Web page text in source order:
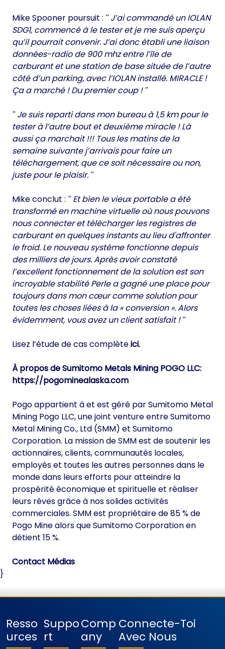
Mike Spooner poursuit :
J’ai commandé un IOLAN
SDG1, commencé à le tester et je me suis aperçu
qu’il pourrait convenir. J’ai donc établi une liaison
données-radio de 900 mhz entre l’île de
carburant et une station de base située de l’autre
côté d’un parking, avec l’IOLAN installé. MIRACLE !
Ça a marché ! Du premier coup !
Je suis reparti dans mon bureau à 1,5 km pour le
tester à l’autre bout et deuxième miracle ! Là
aussi ça marchait !!! Tous les matins de la
semaine suivante j’arrivais pour faire un
téléchargement, que ce soit nécessaire ou non,
juste pour le plaisir.
Mike conclut :
Et bien le vieux portable a été
transformé en machine virtuelle où nous pouvons
nous connecter et télécharger les registres de
carburant en quelques instants au lieu d'affronter
le froid. Le nouveau système fonctionne depuis
des milliers de jours. Après avoir constaté
l’excellent fonctionnement de la solution est son
incroyable stabilité Perle a gagné une place pour
toujours dans mon cœur comme solution pour
toutes les choses liées à la « conversion ». Alors
évidemment, vous avez un client satisfait !
Lisez l’étude de cas complèteici.
À propos de Sumitomo Metals Mining POGO LLC:
https://pogominealaska.com
Pogo appartient à et est géré par Sumitomo Metal
Mining Pogo LLC, une joint venture entre Sumitomo
Metal Mining Co., Ltd (SMM) et Sumitomo
Corporation. La mission de SMM est de soutenir les
actionnaires, clients, communautés locales,
employés et toutes les autres personnes dans le
monde dans leurs efforts pour atteindre la
prospérité économique et spirituelle et réaliser
leurs rêves grâce à nos solides activités
commerciales. SMM est propriétaire de 85 % de
Pogo Mine alors que Sumitomo Corporation en
détient 15 %.
Contact Médias
}
Resso
Urces
Suppo
Rt
Comp
Any
Connecte-Toi
Avec Nous